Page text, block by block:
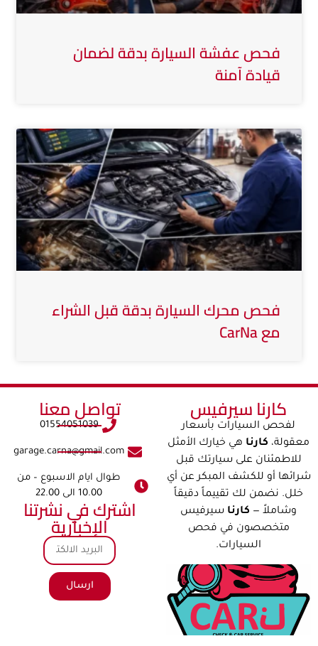
فحص عفشة السيارة بدقة لضمان
قيادة آمنة
فحص محرك السيارة بدقة قبل الشراء
مع CarNa
كارنا سيرفيس​​
لفحص السيارات بأسعار
معقولة، كارنا هي خيارك الأمثل
للاطمئنان على سيارتك قبل
شرائها أو للكشف المبكر عن أي
خلل. نضمن لك تقييماً دقيقاً
وشاملاً — كارنا سيرفيس
متخصصون في فحص
السيارات.
تواصل معنا​
01554051039
garage.carna@gmail.com
طوال ايام الاسبوع – من
10.00 الى 22.00
اشترك في نشرتنا
الإخبارية
ارسال